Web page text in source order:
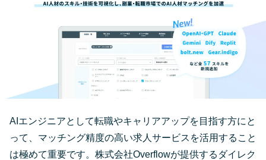
AIエンジニアとして転職やキャリアアップを目指す方にと
って、マッチング精度の高い求人サービスを活用すること
は極めて重要です。株式会社Overflowが提供するダイレク